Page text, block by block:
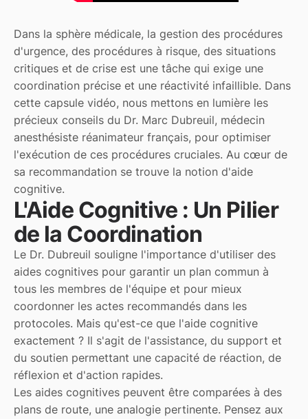
Dans la sphère médicale, la gestion des procédures
d'urgence, des procédures à risque, des situations
critiques et de crise est une tâche qui exige une
coordination précise et une réactivité infaillible. Dans
cette capsule vidéo, nous mettons en lumière les
précieux conseils du Dr. Marc Dubreuil, médecin
anesthésiste réanimateur français, pour optimiser
l'exécution de ces procédures cruciales. Au cœur de
sa recommandation se trouve la notion d'aide
cognitive.
L'Aide Cognitive : Un Pilier
de la Coordination
Le Dr. Dubreuil souligne l'importance d'utiliser des
aides cognitives pour garantir un plan commun à
tous les membres de l'équipe et pour mieux
coordonner les actes recommandés dans les
protocoles. Mais qu'est-ce que l'aide cognitive
exactement ? Il s'agit de l'assistance, du support et
du soutien permettant une capacité de réaction, de
réflexion et d'action rapides.
Les aides cognitives peuvent être comparées à des
plans de route, une analogie pertinente. Pensez aux